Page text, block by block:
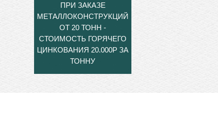
ПРИ ЗАКАЗЕ
МЕТАЛЛОКОНСТРУКЦИЙ
ОТ 20 ТОНН -
СТОИМОСТЬ ГОРЯЧЕГО
ЦИНКОВАНИЯ 20.000Р ЗА
ТОННУ